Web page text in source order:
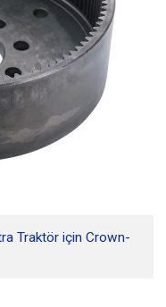
Traktör için Crown-